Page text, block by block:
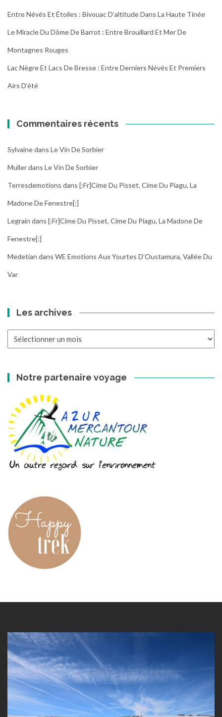
Entre Névés Et Étoiles : Bivouac D’altitude Dans La Haute Tinée
Le Miracle Du Dôme De Barrot : Entre Brouillard Et Mer De
Montagnes Rouges
Lac Nègre Et Lacs De Bresse : Entre Derniers Névés Et Premiers
Airs D’été
Commentaires récents
Sylvainedans Le Vin De Sorbier
Mullerdans Le Vin De Sorbier
Terresdemotions dans [:fr]Cime Du Pisset, Cime Du Piagu, La
Madone De Fenestre[:]
Legrain dans [:fr]Cime Du Pisset, Cime Du Piagu, La Madone De
Fenestre[:]
Medetian dans WE Emotions Aux Yourtes D’Oustamura, Vallée Du
Var
Les archives
Notre partenaire voyage